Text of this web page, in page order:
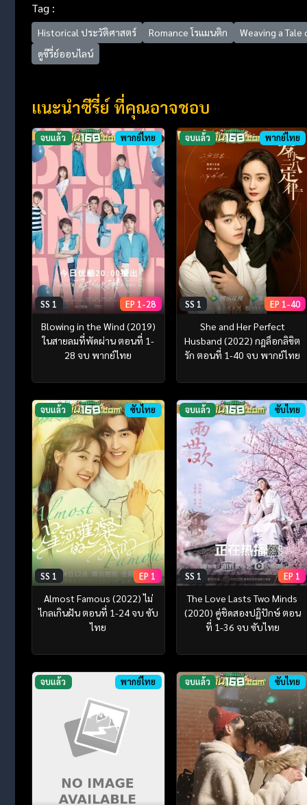
Tag :
Historical ประวัติศาสตร์ Romance โรแมนติก
Weaving a
ดูซีรี่ย์ออนไลน์
แนะนำซีรี่ย์ ที่คุณอาจชอบ
จบแล้ว พากย์ไทย
SS 1 EP 1-28
Blowing in the Wind (2019)
ในสายลมที่พัดผ่าน ตอนที่ 1-
28 จบ พากย์ไทย
จบแล้ว พากย์ไทย
SS 1 EP 1-40
She and Her Perfect
Husband (2022) กฎล็อกลิขิต
รัก ตอนที่ 1-40 จบ พากย์ไทย
จบแล้ว ซับไทย
SS 1 EP 1
Almost Famous (2022) ไม่
ไกลเกินฝัน ตอนที่ 1-24 จบ ซับ
ไทย
จบแล้ว ซับไทย
SS 1 EP 1
The Love Lasts Two Minds
(2020) คู่ชิดสองปฏิปักษ์ ตอน
ที่ 1-36 จบ ซับไทย
จบแล้ว พากย์ไทย จบแล้ว ซับไทย